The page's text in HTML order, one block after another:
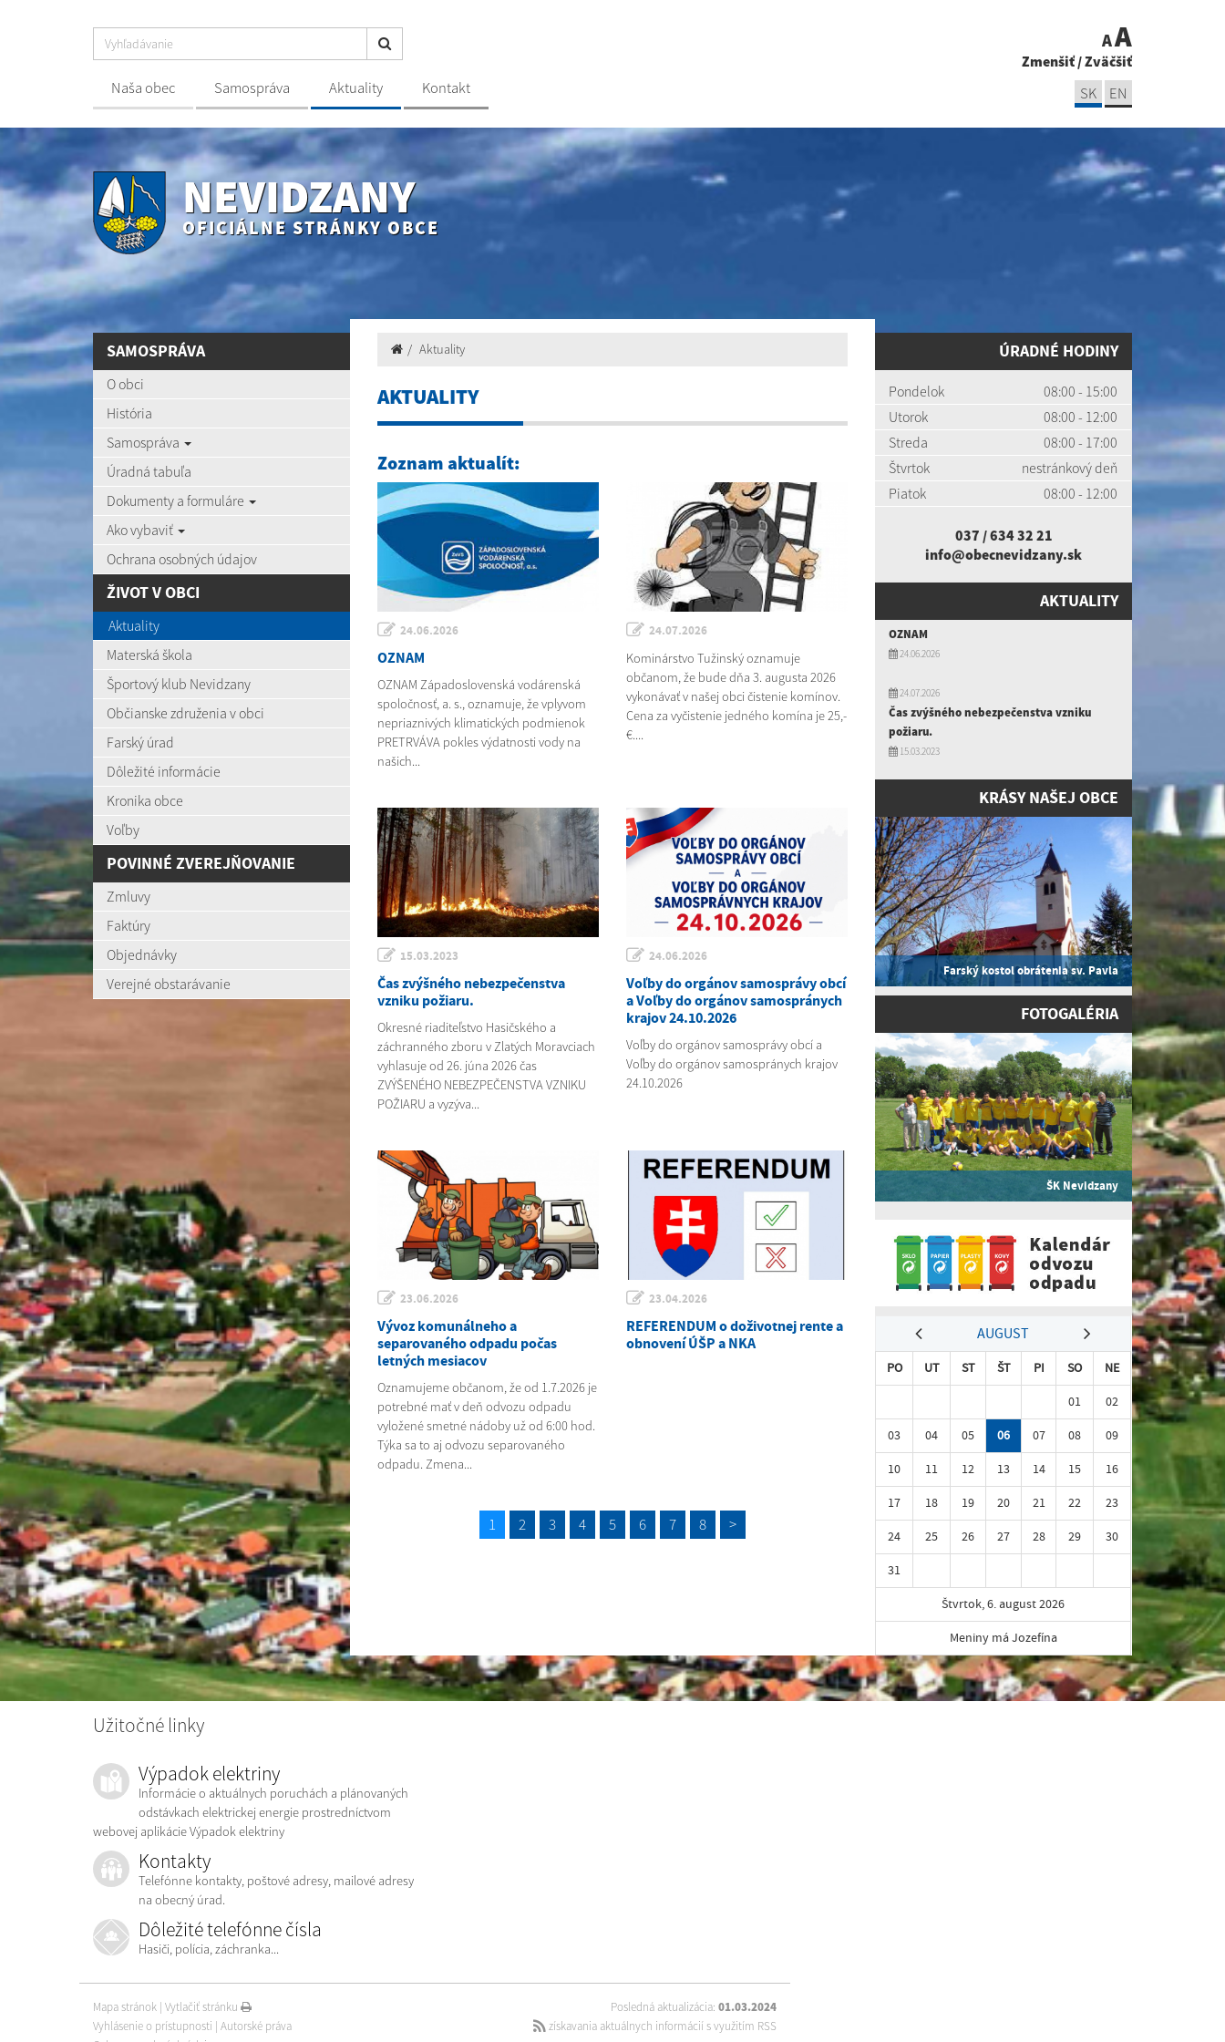
Naša obec Samospráva Aktuality Kontakt
AA
Zmenšiť/Zväčšiť
SK EN
NEVIDZANY
OFICIÁLNE STRÁNKY OBCE
SAMOSPRÁVA
O obci
História
Samospráva
Úradná tabuľa
Dokumenty a formuláre
Ako vybaviť
Ochrana osobných údajov
ŽIVOT V OBCI
Aktuality
Materská škola
Športový klub Nevidzany
Občianske združenia v obci
Farský úrad
Dôležité informácie
Kronika obce
Voľby
POVINNÉ ZVEREJŇOVANIE
Zmluvy
Faktúry
Objednávky
Verejné obstarávanie
Aktuality
AKTUALITY
Zoznam aktualít:
24.06.2026
OZNAM
OZNAM Západoslovenská vodárenská
spoločnosť, a. s., oznamuje, že vplyvom
nepriaznivých klimatických podmienok
PRETRVÁVA pokles výdatnosti vody na
našich...
24.07.2026
Kominárstvo Tužinský oznamuje
občanom, že bude dňa 3. augusta 2026
vykonávať v našej obci čistenie komínov.
Cena za vyčistenie jedného komína je 25,-
€....
15.03.2023
Čas zvýšného nebezpečenstva
vzniku požiaru.
Okresné riaditeľstvo Hasičského a
záchranného zboru v Zlatých Moravciach
vyhlasuje od 26. júna 2026 čas
ZVÝŠENÉHO NEBEZPEČENSTVA VZNIKU
POŽIARU a vyzýva...
24.06.2026
Voľby do orgánov samosprávy obcí
a Voľby do orgánov samospránych
krajov 24.10.2026
Voľby do orgánov samosprávy obcí a
Voľby do orgánov samospránych krajov
24.10.2026
23.06.2026
Vývoz komunálneho a
separovaného odpadu počas
letných mesiacov
Oznamujeme občanom, že od 1.7.2026 je
potrebné mať v deň odvozu odpadu
vyložené smetné nádoby už od 6:00 hod.
Týka sa to aj odvozu separovaného
odpadu. Zmena...
23.04.2026
REFERENDUM o doživotnej rente a
obnovení ÚŠP a NKA
1 2 3 4 5 6 7 8 >
ÚRADNÉ HODINY
Pondelok
08:00 - 15:00
Utorok
08:00 - 12:00
Streda
08:00 - 17:00
Štvrtok
nestránkový deň
Piatok
08:00 - 12:00
037 / 634 32 21
info@obecnevidzany.sk
AKTUALITY
OZNAM
24.06.2026
24.07.2026
Čas zvýšného nebezpečenstva vzniku
požiaru.
15.03.2023
KRÁSY NAŠEJ OBCE
Farský kostol obrátenia sv. Pavla
FOTOGALÉRIA
ŠK Nevidzany
AUGUST
PO UT ST ŠT PI SO
NE
01
02
03
04 05 06 07 08
09
10
11 12 13 14 15
16
17
18 19 20 21 22
23
24
25 26 27 28 29
30
31
Štvrtok, 6. august 2026
Meniny má Jozefína
Užitočné linky
Výpadok elektriny
Informácie o aktuálnych poruchách a plánovaných
odstávkach elektrickej energie prostredníctvom
webovej aplikácie Výpadok elektriny
Kontakty
Telefónne kontakty, poštové adresy, mailové adresy
na obecný úrad.
Dôležité telefónne čísla
Hasiči, polícia, záchranka...
Posledná aktualizácia: 01.03.2024
získavania aktuálnych informácií s využitím RSS
Mapa stránok | Vytlačiť stránku
Vyhlásenie o prístupnosti | Autorské práva